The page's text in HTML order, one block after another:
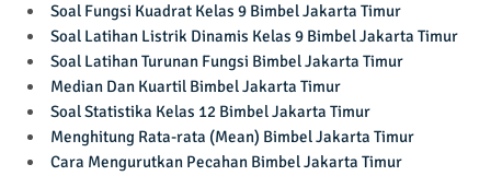
Soal Fungsi Kuadrat Kelas 9 Bimbel Jakarta Timur
Soal Latihan Listrik Dinamis Kelas 9 Bimbel Jakarta Timur
Soal Latihan Turunan Fungsi Bimbel Jakarta Timur
Median Dan Kuartil Bimbel Jakarta Timur
Soal Statistika Kelas 12 Bimbel Jakarta Timur
Menghitung Rata-rata (Mean) Bimbel Jakarta Timur
Cara Mengurutkan Pecahan Bimbel Jakarta Timur